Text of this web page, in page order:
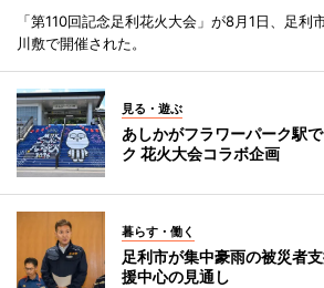
「第110回記念足利花火大会」が8月1日、足利
川敷で開催された。
見る・遊ぶ
あしかがフラワーパーク駅
ク 花火大会コラボ企画
暮らす・働く
足利市が集中豪雨の被災者
援中心の見通し